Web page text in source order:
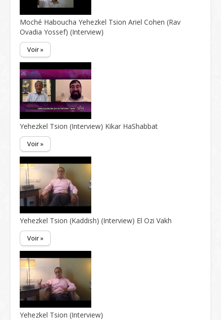
Moché Haboucha Yehezkel Tsion Ariel Cohen (Rav
Ovadia Yossef) (Interview)
Voir »
Yehezkel Tsion (Interview) Kikar HaShabbat
Voir »
Yehezkel Tsion (Kaddish) (Interview) El Ozi Vakh
Voir »
Yehezkel Tsion (Interview)